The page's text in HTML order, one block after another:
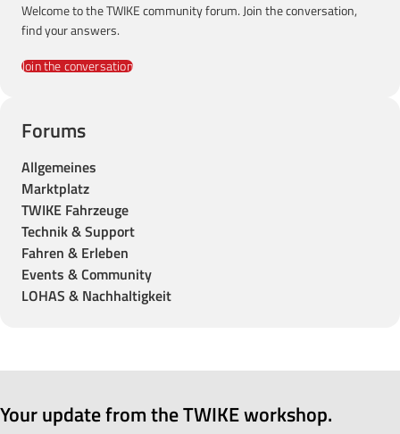
Welcome to the TWIKE community forum. Join the conversation,
find your answers.
Join the conversation
Forums
Allgemeines
Marktplatz
TWIKE Fahrzeuge
Technik & Support
Fahren & Erleben
Events & Community
LOHAS & Nachhaltigkeit
Your update from the TWIKE workshop.